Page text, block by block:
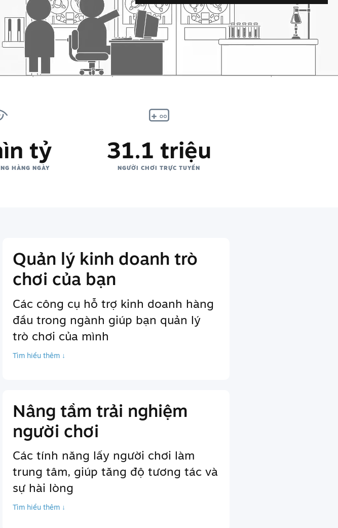
tỷ
HÀNG NGÀY
31.1 triệu
NGƯỜI CHƠI TRỰC TUYẾN
Quản lý kinh doanh trò
chơi của bạn
Các công cụ hỗ trợ kinh doanh hàng
đầu trong ngành giúp bạn quản lý
trò chơi của mình
Tìm hiểu thêm ↓
Nâng tầm trải nghiệm
người chơi
Các tính năng lấy người chơi làm
trung tâm, giúp tăng độ tương tác và
sự hài lòng
Tìm hiểu thêm ↓